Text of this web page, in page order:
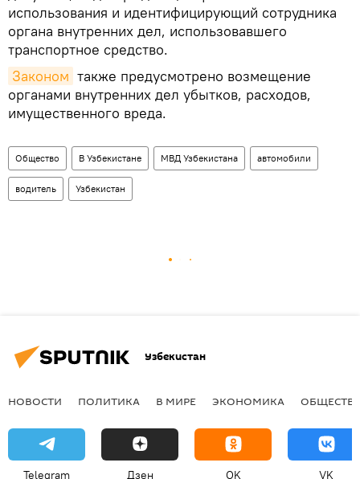
использования и идентифицирующий сотрудника
органа внутренних дел, использовавшего
транспортное средство.
Законом также предусмотрено возмещение
органами внутренних дел убытков, расходов,
имущественного вреда.
Общество В Узбекистане МВД Узбекистана автомобили
водитель Узбекистан
Узбекистан
НОВОСТИ ПОЛИТИКА В МИРЕ ЭКОНОМИКА
Telegram Дзен OK VK